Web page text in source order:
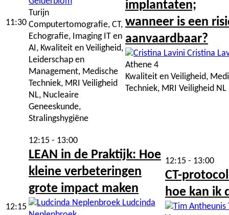
11:30
Turijn
Computertomografie, CT,
Echografie, Imaging IT en
AI, Kwaliteit en Veiligheid,
Leiderschap en
Management, Medische
Techniek, MRI Veiligheid
NL, Nucleaire
Geneeskunde,
Stralingshygiëne
implantaten;
wanneer is een
aanvaardbaar?
Cristina
Athene 4
Kwaliteit en Veiligheid,
Techniek, MRI Veiligheid NL
12:15
12:15 - 13:00
LEAN in de Praktijk: Hoe
kleine verbeteringen
grote impact maken
Ludcinda
12:15 - 13:00
CT-
hoe kan ik